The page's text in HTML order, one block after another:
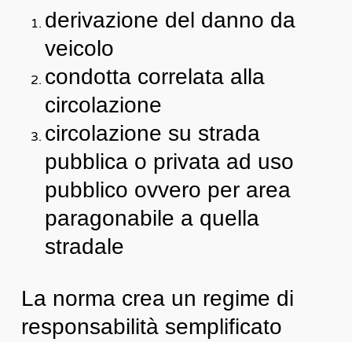
derivazione del danno da
veicolo
condotta correlata alla
circolazione
circolazione su strada
pubblica o privata ad uso
pubblico ovvero per area
paragonabile a quella
stradale
La norma crea un regime di
responsabilità semplificato